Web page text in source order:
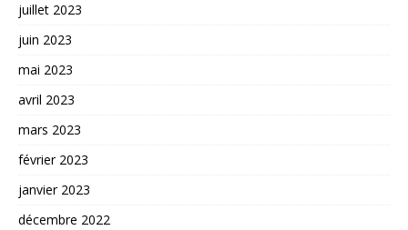
juillet 2023
juin 2023
mai 2023
avril 2023
mars 2023
février 2023
janvier 2023
décembre 2022